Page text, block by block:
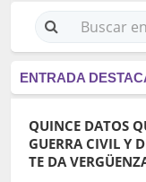
ENTRADA
QUINCE DATOS
GUERRA CIVIL Y
TE DA